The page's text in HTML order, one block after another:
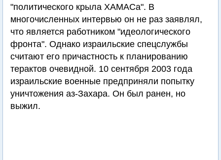
"политического крыла ХАМАСа". В
многочисленных интервью он не раз заявлял,
что является работником "идеологического
фронта". Однако израильские спецслужбы
считают его причастность к планированию
терактов очевидной. 10 сентября 2003 года
израильские военные предприняли попытку
уничтожения аз-Захара. Он был ранен, но
выжил.